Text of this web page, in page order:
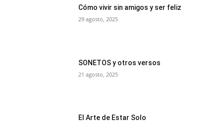
Cómo vivir sin amigos y ser feliz
29 agosto, 2025
SONETOS y otros versos
21 agosto, 2025
El Arte de Estar Solo